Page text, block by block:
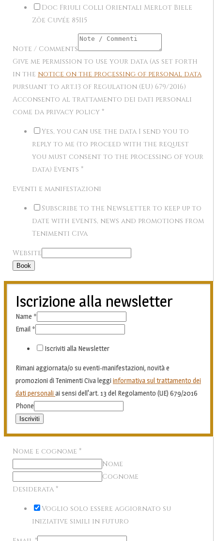
Doc Friuli Colli Orientali Merlot Biele
Zôe Cuvée 85I15
Note / Comments
Give me permission to use your data (as set forth
in the notice on the processing of personal data
pursuant to art.13 of Regulation (EU) 679/2016)
Acconsento al trattamento dei dati personali
come da privacy policy *
Yes, you can use the data I send you to
reply to me (to proceed with the request
you must consent to the processing of your
data) Events *
Eventi e manifestazioni
Subscribe to the Newsletter to keep up to
date with events, news and promotions from
Tenimenti Civa
Website
Book
Iscrizione alla newsletter
Name *
Email *
Iscriviti alla Newsletter
Rimani aggiornata/o su eventi-manifestazioni, novità e
promozioni di Tenimenti Civa leggi informativa sul trattamento dei
dati personali ai sensi dell'art. 13 del Regolamento (UE) 679/2016
Phone
Iscriviti
Nome e cognome *
Nome
Cognome
Desiderata *
Voglio solo essere aggiornato su
iniziative simili in futuro